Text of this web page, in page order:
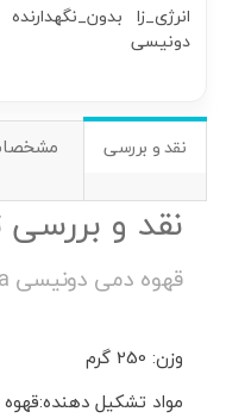
انرژی_زا بدون_نگهدارنده
دونیسی
نقد و بررسی
نقد و
قهوه دمی دونیسی pasha
وزن: 250 گرم
مواد تشکیل